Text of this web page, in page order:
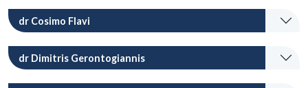
dr Cosimo Flavi
dr Dimitris Gerontogiannis